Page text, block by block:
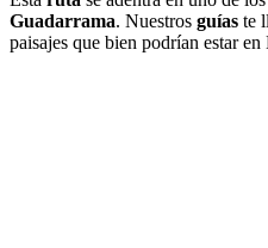
Guadarrama. Nuestros guías te
paisajes que bien podrían estar en